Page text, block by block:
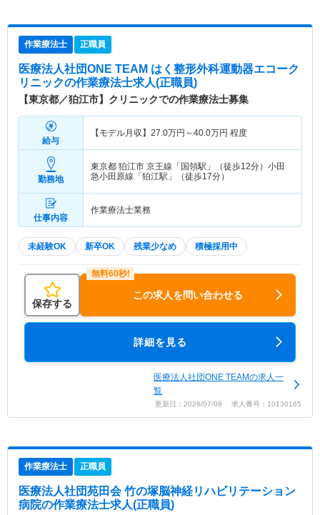
作業療法士 正職員
医療法人社団ONE TEAM はく整形外科運動器エコーク
リニックの作業療法士求人(正職員)
【東京都／狛江市】クリニックでの作業療法士募集
給与
【モデル月収】 27.0万円～40.0万円 程度
勤務地
東京都 狛江市 京王線「国領駅」（徒歩12分）小田
急小田原線「狛江駅」（徒歩17分）
仕事内容
作業療法士業務
未経験OK 新卒OK 残業少なめ 積極採用中
保存する
この求人を問い合わせる
詳細を見る
医療法人社団ONE TEAMの求人一
覧
更新日：2026/07/09 求人番号：10130165
作業療法士 正職員
医療法人社団苑田会 竹の塚脳神経リハビリテーション
病院の作業療法士求人(正職員)